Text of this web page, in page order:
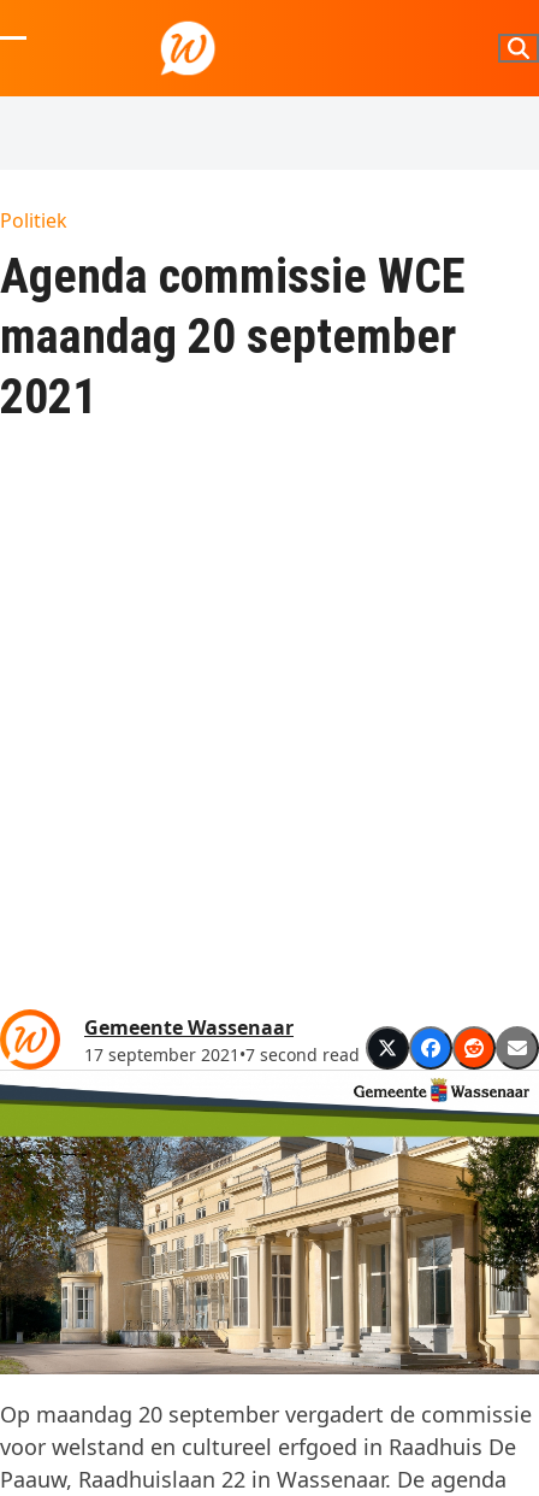
to
mobile
mobile
Politiek
Agenda commissie WCE
maandag 20 september
2021
Gemeente Wassenaar
17 september 2021 •7 second read
Op maandag 20 september vergadert de commissie
voor welstand en cultureel erfgoed in Raadhuis De
Paauw, Raadhuislaan 22 in Wassenaar. De agenda